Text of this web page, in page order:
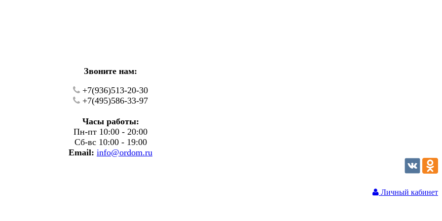
Звоните нам:
+7(936)513-20-30
+7(495)586-33-97
Часы работы:
Пн-пт 10:00 - 20:00
Сб-вс 10:00 - 19:00
Email: info@ordom.ru
Личный кабинет